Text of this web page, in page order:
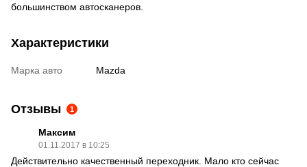
большинством автосканеров.
Характеристики
Марка авто Mazda
Отзывы 1
Максим
01.11.2017 в 10:25
Действительно качественный переходник. Мало кто сейчас